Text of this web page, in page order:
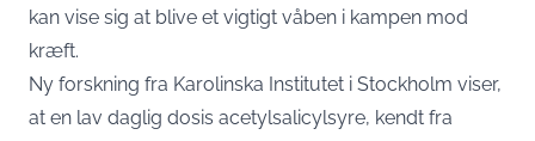
kan vise sig at blive et vigtigt våben i kampen mod
kræft.
Ny forskning fra Karolinska Institutet i Stockholm viser,
at en lav daglig dosis acetylsalicylsyre, kendt fra